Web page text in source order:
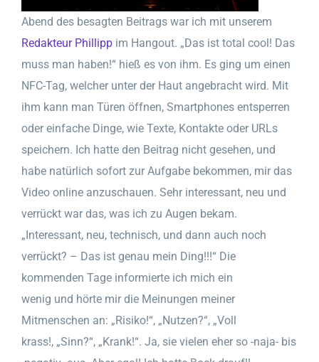
Abend des besagten Beitrags war ich mit unserem
Redakteur Phillipp im Hangout. „Das ist total cool! Das
muss man haben!“ hieß es von ihm. Es ging um einen
NFC-Tag, welcher unter der Haut angebracht wird. Mit
ihm kann man Türen öffnen, Smartphones entsperren
oder einfache Dinge, wie Texte, Kontakte oder URLs
speichern. Ich hatte den Beitrag nicht gesehen, und
habe natürlich sofort zur Aufgabe bekommen, mir das
Video online anzuschauen. Sehr interessant, neu und
verrückt war das, was ich zu Augen bekam.
„Interessant, neu, technisch, und dann auch noch
verrückt? – Das ist genau mein Ding!!!“ Die
kommenden Tage informierte ich mich ein
wenig und hörte mir die Meinungen meiner
Mitmenschen an: „Risiko!“, „Nutzen?“, „Voll
krass!, „Sinn?“, „Krank!“. Ja, sie vielen eher so -naja- bis